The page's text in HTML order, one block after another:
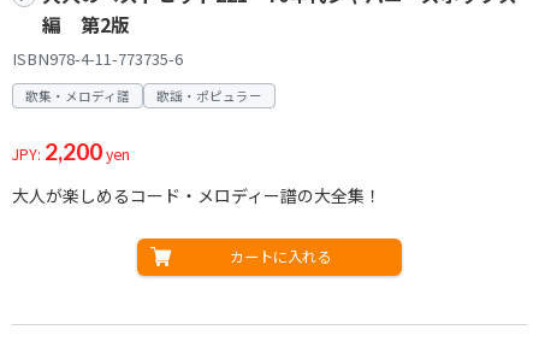
編 第2版
ISBN978-4-11-773735-6
歌集・メロディ譜 歌謡・ポピュラー
JPY: 2,200yen
大人が楽しめるコード・メロディー譜の大全集！
カートに入れる